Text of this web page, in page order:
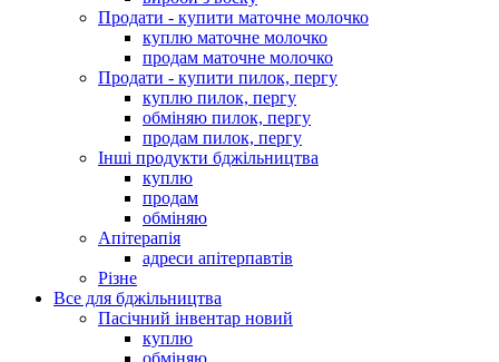
Продати - купити маточне молочко
куплю маточне молочко
продам маточне молочко
Продати - купити пилок, пергу
куплю пилок, пергу
обміняю пилок, пергу
продам пилок, пергу
Інші продукти бджільництва
куплю
продам
обміняю
Апітерапія
адреси апітерпавтів
Різне
Все для бджільництва
Пасічний інвентар новий
куплю
обміняю